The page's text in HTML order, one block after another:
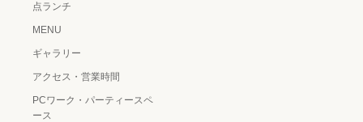
点ランチ
MENU
ギャラリー
アクセス・営業時間
PCワーク・パーティースペ
ース